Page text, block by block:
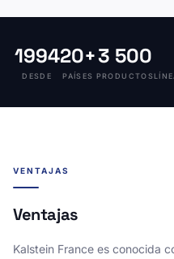
1994
DESDE
20+
PAÍSES
3 500
PRODUCTOS
VENTAJAS
Ventajas
Kalstein France es conocida